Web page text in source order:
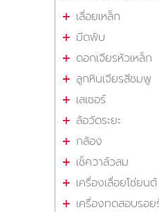
เลื่อยเหล็ก
มีดพับ
ดอกเจียรหัวเหล็ก
ลูกหินเจียรสีชมพู
เลเซอร์
ล้อวัดระยะ
กล้อง
เช็ควาล์วลม
เครื่องเลื่อยโซ่ยนต์
เครื่องทดสอบรอย